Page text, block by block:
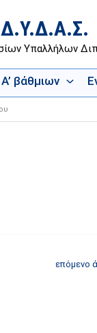
Υπαλλήλων
βάθμιων
επόμενο